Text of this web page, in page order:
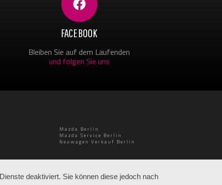
FACEBOOK
Bleiben Sie auf dem Laufenden
und folgen Sie uns
Mazda Berlin
Mazda Service Berlin
Neuwagen Verkauf Berlin
deaktiviert. Sie können diese jedoch nach